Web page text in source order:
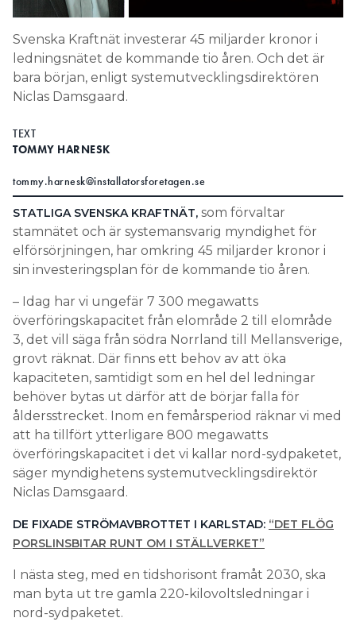
SEARCH
Svenska Kraftnät investerar 45 miljarder kronor i
ledningsnätet de kommande tio åren. Och det är
bara början, enligt systemutvecklingsdirektören
Niclas Damsgaard.
TEXT
TOMMY HARNESK
tommy.harnesk@installatorsforetagen.se
STATLIGA SVENSKA KRAFTNÄT, som förvaltar
stamnätet och är systemansvarig myndighet för
elförsörjningen, har omkring 45 miljarder kronor i
sin investeringsplan för de kommande tio åren.
– Idag har vi ungefär 7 300 megawatts
överföringskapacitet från elområde 2 till elområde
3, det vill säga från södra Norrland till Mellansverige,
grovt räknat. Där finns ett behov av att öka
kapaciteten, samtidigt som en hel del ledningar
behöver bytas ut därför att de börjar falla för
åldersstrecket. Inom en femårsperiod räknar vi med
att ha tillfört ytterligare 800 megawatts
överföringskapacitet i det vi kallar nord-sydpaketet,
säger myndighetens systemutvecklingsdirektör
Niclas Damsgaard.
DE FIXADE STRÖMAVBROTTET I KARLSTAD: “DET FLÖG
PORSLINSBITAR RUNT OM I STÄLLVERKET”
I nästa steg, med en tidshorisont framåt 2030, ska
man byta ut tre gamla 220-kilovoltsledningar i
nord-sydpaketet.